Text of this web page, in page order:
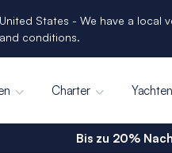
States - We have a local
conditions.
Charter Yachten
Bis zu 20%